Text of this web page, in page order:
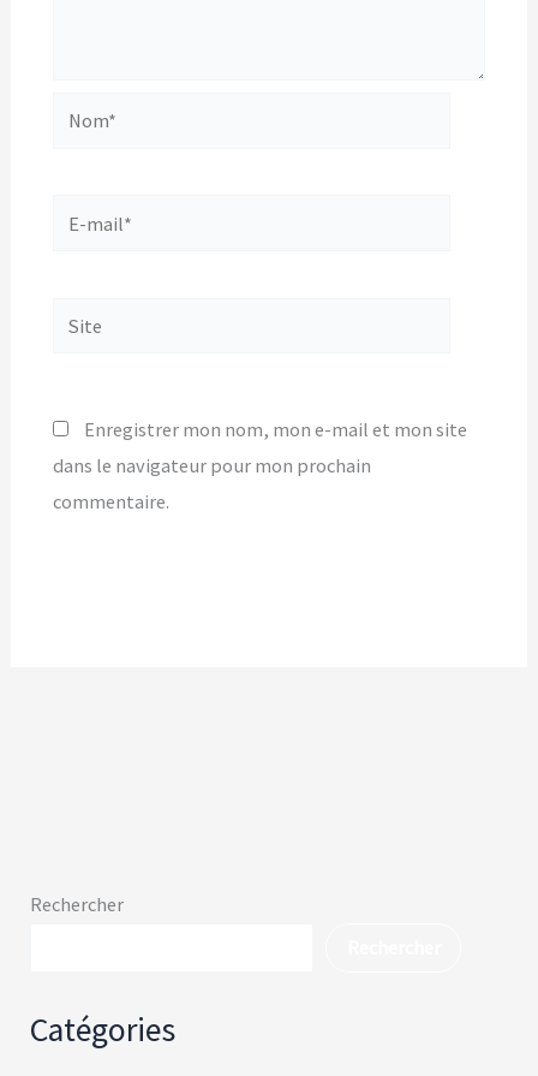
Nom*
Site
Enregistrer mon nom, mon e-mail et mon site
dans le navigateur pour mon prochain
commentaire.
Rechercher
Catégories